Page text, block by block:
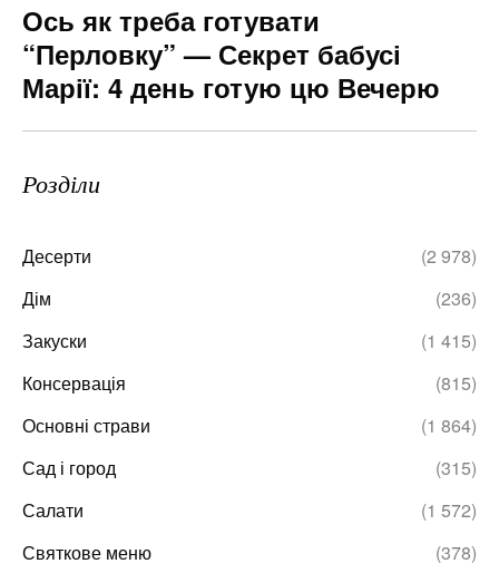
Ось як треба готувати
“Перловку” — Секрет бабусі
Марії: 4 день готую цю Вечерю
Розділи
Десерти
(2 978)
Дім
(236)
Закуски
(1 415)
Консервація
(815)
Основні страви
(1 864)
Сад і город
(315)
Салати
(1 572)
Святкове меню
(378)